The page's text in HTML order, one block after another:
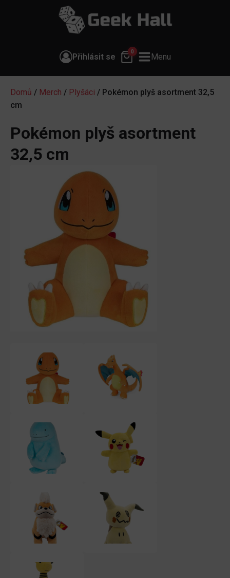
Přihlásit se
0
Menu
Domů / Merch / Plyšáci / Pokémon plyš asortment 32,5
cm
Pokémon plyš asortment
32,5 cm